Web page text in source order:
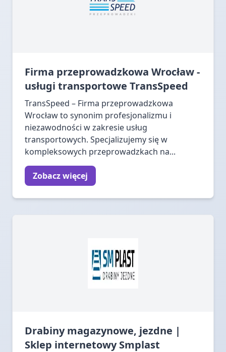
Firma przeprowadzkowa Wrocław -
usługi transportowe TransSpeed
TransSpeed – Firma przeprowadzkowa
Wrocław to synonim profesjonalizmu i
niezawodności w zakresie usług
transportowych. Specjalizujemy się w
kompleksowych przeprowadzkach na...
Zobacz więcej
Drabiny magazynowe, jezdne |
Sklep internetowy Smplast